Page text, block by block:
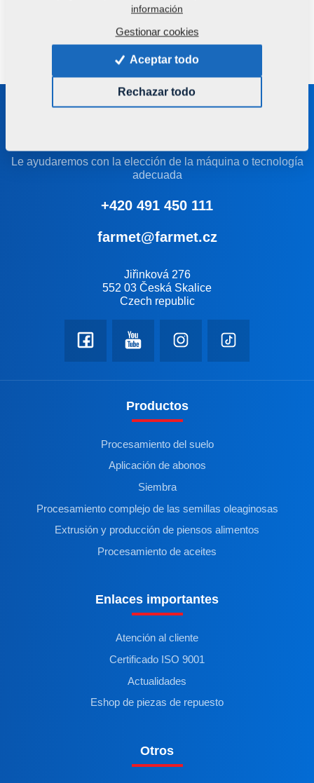
¿Tiene alguna pregunta?Contáctenos.
Manténgase en contacto con
Le ayudaremos con la elección de la máquina o tecnología
adecuada
+420 491 450 111
farmet@farmet.cz
Jiřinková 276
552 03 Česká Skalice
Czech republic
Productos
Procesamiento del suelo
Aplicación de abonos
Siembra
Procesamiento complejo de las semillas oleaginosas
Extrusión y producción de piensos alimentos
Procesamiento de aceites
Enlaces importantes
Atención al cliente
Certificado ISO 9001
Actualidades
Eshop de piezas de repuesto
Otros
información
Gestionar cookies
Aceptar todo
Rechazar todo